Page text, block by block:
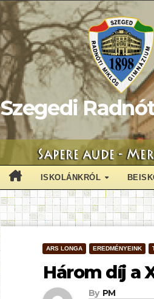
Szegedi
ISKOLÁNKRÓL
ARS LONGA EREDMÉNYEINK
Három díj a
By PM